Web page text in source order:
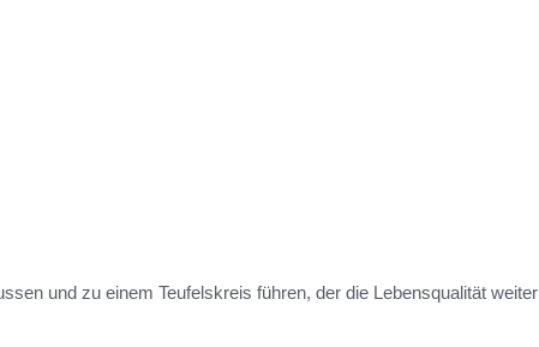
und zu einem Teufelskreis führen, der die Lebensqualität weiter